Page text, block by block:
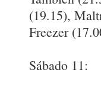
(19.15),
Freezer
Sábado 11: